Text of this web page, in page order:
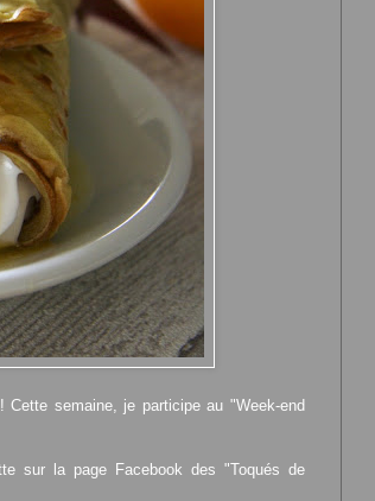
semaine, je participe au "Week-end
sur la page Facebook des "Toqués de